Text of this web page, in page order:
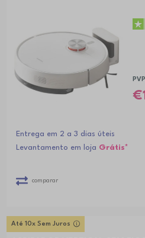
Entrega em 2 a 3 dias úteis
Levantamento em loja Grátis*
comparar
Até 10x Sem Juros